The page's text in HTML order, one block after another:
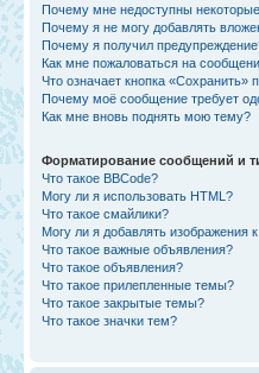
Почему мне недоступны
Почему я не могу добавлять
Почему я получил
Как мне пожаловаться на
Что означает кнопка «Сохранить»
Почему моё сообщение требует
Как мне вновь поднять мою тему?
Форматирование сообщений и
Что такое BBCode?
Могу ли я использовать HTML?
Что такое смайлики?
Могу ли я добавлять изображения
Что такое важные объявления?
Что такое объявления?
Что такое прилепленные темы?
Что такое закрытые темы?
Что такое значки тем?